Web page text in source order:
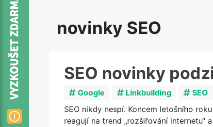
novinky SEO
SEO novinky
Google Linkbuilding SEO
SEO nikdy nespí. Koncem letošního
reagují na trend „rozšiřování internetu“